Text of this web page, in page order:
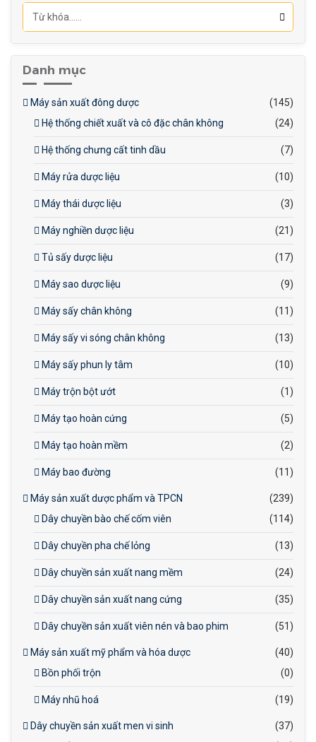
Danh mục
Máy sản xuất đông dược
(145)
Hệ thống chiết xuất và cô đặc chân không
(24)
Hệ thống chưng cất tinh dầu (7)
Máy rửa dược liệu (10)
Máy thái dược liệu (3)
Máy nghiền dược liệu (21)
Tủ sấy dược liệu (17)
Máy sao dược liệu (9)
Máy sấy chân không (11)
Máy sấy vi sóng chân không (13)
Máy sấy phun ly tâm (10)
Máy trộn bột ướt (1)
Máy tạo hoàn cứng (5)
Máy tạo hoàn mềm (2)
Máy bao đường (11)
Máy sản xuất dược phẩm và TPCN
(239)
Dây chuyền bào chế cốm viên
(114)
Dây chuyền pha chế lỏng (13)
Dây chuyền sản xuất nang mềm (24)
Dây chuyền sản xuất nang cứng (35)
Dây chuyền sản xuất viên nén và bao phim (51)
Máy sản xuất mỹ phẩm và hóa dược
(40)
Bồn phối trộn
(0)
Máy nhũ hoá (19)
Dây chuyền sản xuất men vi sinh
(37)